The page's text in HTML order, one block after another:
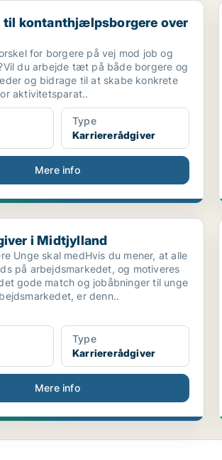
over 30 år, d...
til kontanthjælpsborgere over
for borgere på vej mod job og
du arbejde tæt på både borgere og
og bidrage til at skabe konkrete
aktivitetsparat..
Type
Karriererådgiver
Mere info
Midtjylland
i Midtjylland
Unge skal medHvis du mener, at alle
på arbejdsmarkedet, og motiveres
gode match og jobåbninger til unge
er denn..
Type
Karriererådgiver
Mere info